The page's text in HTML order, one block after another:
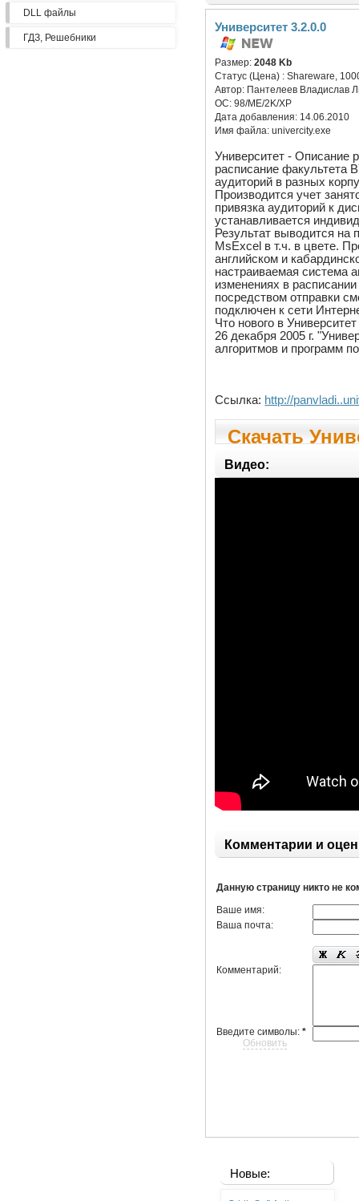
DLL файлы
ГДЗ, Решебники
Университет 3.2.0.0
Размер:2048 Kb
Статус (Цена) :Shareware,
Автор: Пантелеев Владислав
ОС:98/ME/2K/XP
Дата добавления: 14.06.2010
Имя файла:univercity.exe
Университет - Описание
расписание факультета
аудиторий в разных
Производится учет
привязка аудиторий к
устанавливается
Результат выводится на
MsExcel в т.ч. в цвете.
английском и
настраиваемая система
изменениях в
посредством отправки
подключен к сети
Что нового в
26 декабря 2005 г.
алгоритмов и программ
Ссылка: http://
Скачать
Видео:
Комментарии и
Данную страницу никто не
Ваше имя:
Ваша почта:
Комментарий:
Введите символы:*
Обновить
Новые: